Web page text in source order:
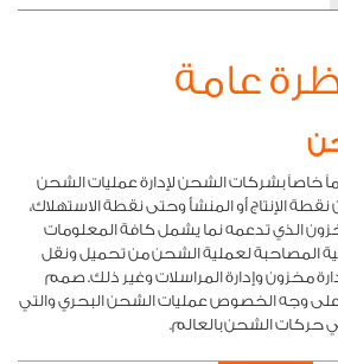
عامة
خاصاً بشركات الشحن لإدارة عمليات الشحن
الإنتاج أو المنشأ وحتى نقطة الاستهلاك،
الذي تدعمه نما يشمل كافة المعلومات
المصاحبة لعملية الشحن من تحميل ونقل
مخزون وإدارة المراسلات وغير ذلك. صمم
وجه الخصوص عمليات الشحن البحري والتي